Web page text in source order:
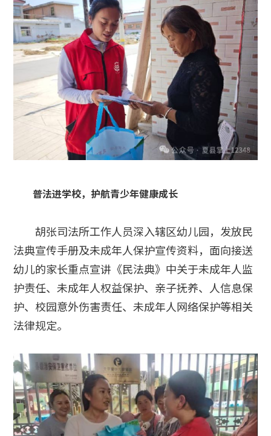
普法进学校，护航青少年健康成长
胡张司法所工作人员深入辖区幼儿园，发放民
法典宣传手册及未成年人保护宣传资料，面向接送
幼儿的家长重点宣讲《民法典》中关于未成年人监
护责任、未成年人权益保护、亲子抚养、人信息保
护、校园意外伤害责任、未成年人网络保护等相关
法律规定。